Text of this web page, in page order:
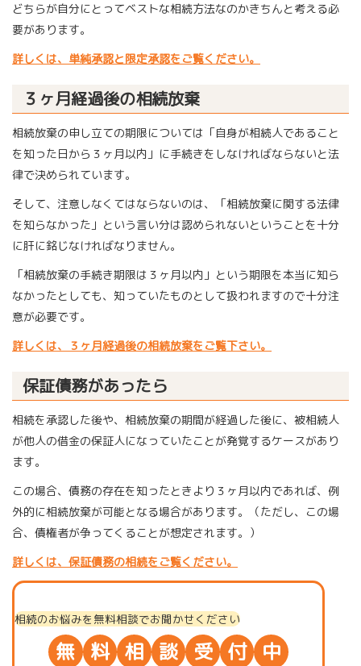
どちらが自分にとってベストな相続方法なのかきちんと考える必
要があります。
詳しくは、単純承認と限定承認をご覧ください。
３ヶ月経過後の相続放棄
相続放棄の申し立ての期限については「自身が相続人であること
を知った日から３ヶ月以内」に手続きをしなければならないと法
律で決められています。
そして、注意しなくてはならないのは、「相続放棄に関する法律
を知らなかった」という言い分は認められないということを十分
に肝に銘じなければなりません。
「相続放棄の手続き期限は３ヶ月以内」という期限を本当に知ら
なかったとしても、知っていたものとして扱われますので十分注
意が必要です。
詳しくは、３ヶ月経過後の相続放棄をご覧下さい。
保証債務があったら
相続を承認した後や、相続放棄の期間が経過した後に、被相続人
が他人の借金の保証人になっていたことが発覚するケースがあり
ます。
この場合、債務の存在を知ったときより３ヶ月以内であれば、例
外的に相続放棄が可能となる場合があります。（ただし、この場
合、債権者が争ってくることが想定されます。）
詳しくは、保証債務の相続をご覧ください。
相続のお悩みを無料相談でお聞かせください
無 料 相 談 受 付 中